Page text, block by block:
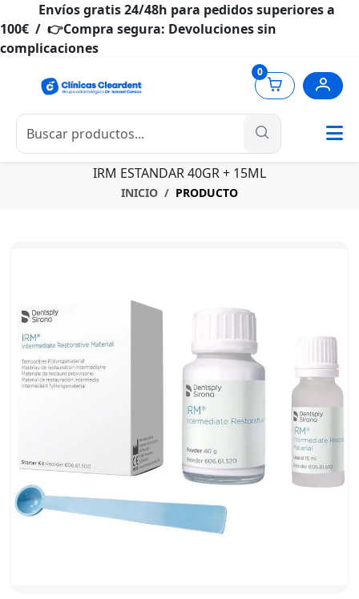
Envíos gratis 24/48h para pedidos superiores a
100€ / 👉Compra segura: Devoluciones sin
complicaciones
0
IRM ESTANDAR 40GR + 15ML
INICIO PRODUCTO